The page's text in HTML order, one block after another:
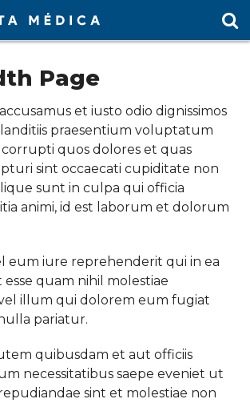
Page
et iusto odio dignissimos
praesentium voluptatum
quos dolores et quas
sint occaecati cupiditate non
sunt in culpa qui officia
animi, id est laborum et dolorum
eum iure reprehenderit qui in ea
quam nihil molestiae
illum qui dolorem eum fugiat
pariatur.
quibusdam et aut officiis
necessitatibus saepe eveniet ut
sint et molestiae non